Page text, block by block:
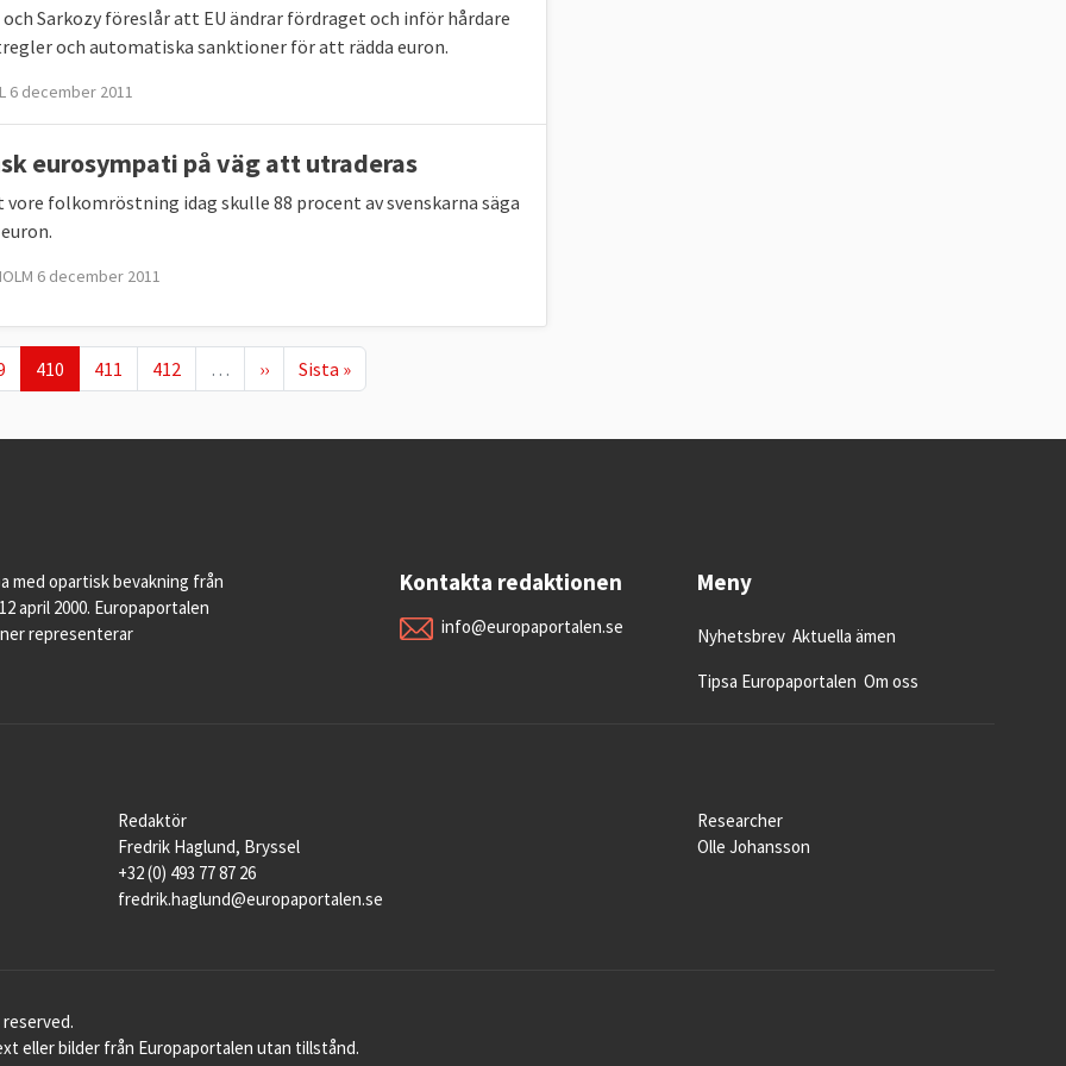
och Sarkozy föreslår att EU ändrar fördraget och inför hårdare
och automatiska sanktioner för att rädda euron.
6 december 2011
eurosympati på väg att utraderas
vore folkomröstning idag skulle 88 procent av svenskarna säga
6 december 2011
Nuvarande sida
410 Page
411 Page
412 … Nästa sida
›› Sista sidan
Sista »
med opartisk bevakning från
april 2000. Europaportalen
representerar
Kontakta redaktionen
info@europaportalen.se
Meny
Nyhetsbrev Aktuella ämen
Tipsa Europaportalen Om oss
Redaktör
Fredrik Haglund, Bryssel
+32 (0) 493 77 87 26
fredrik.haglund@europaportalen.se
Researcher
Olle Johansson
eller bilder från Europaportalen utan tillstånd.